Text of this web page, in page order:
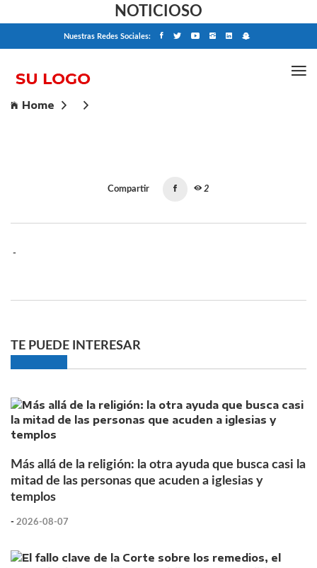
NOTICIOSO
Nuestras Redes Sociales:
Home
Compartir 2
-
TE PUEDE INTERESAR
Más allá de la religión: la otra ayuda que busca casi la
mitad de las personas que acuden a iglesias y
templos
- 2026-08-07